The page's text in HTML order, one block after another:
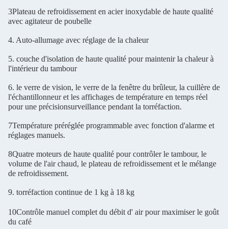
3Plateau de refroidissement en acier inoxydable de haute qualité
avec agitateur de poubelle
4. Auto-allumage avec réglage de la chaleur
5. couche d'isolation de haute qualité pour maintenir la chaleur à
l'intérieur du tambour
6. le verre de vision, le verre de la fenêtre du brûleur, la cuillère de
l'échantillonneur et les affichages de température en temps réel
pour une précisionsurveillance pendant la torréfaction.
7Température préréglée programmable avec fonction d'alarme et
réglages manuels.
8Quatre moteurs de haute qualité pour contrôler le tambour, le
volume de l'air chaud, le plateau de refroidissement et le mélange
de refroidissement.
9. torréfaction continue de 1 kg à 18 kg
10Contrôle manuel complet du débit d' air pour maximiser le goût
du café